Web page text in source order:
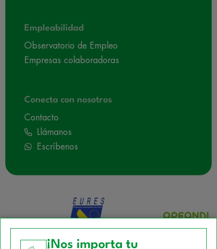
Empleabilidad
Observatorio de Empleo
Empresas colaboradoras
Conecta con nosotros
Contacto
Llámanos
Escríbenos
¡Nos importa tu